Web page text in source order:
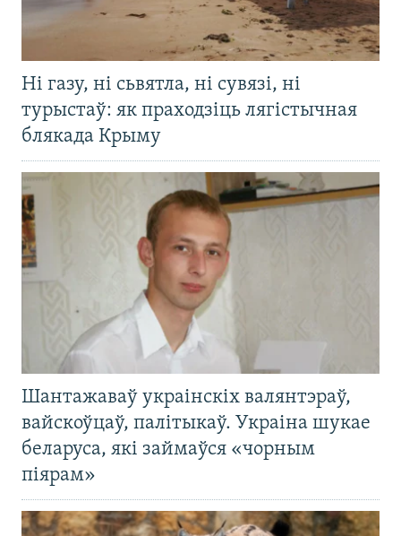
Ні газу, ні сьвятла, ні сувязі, ні
турыстаў: як праходзіць лягістычная
блякада Крыму
Шантажаваў украінскіх валянтэраў,
вайскоўцаў, палітыкаў. Украіна шукае
беларуса, які займаўся «чорным
піярам»